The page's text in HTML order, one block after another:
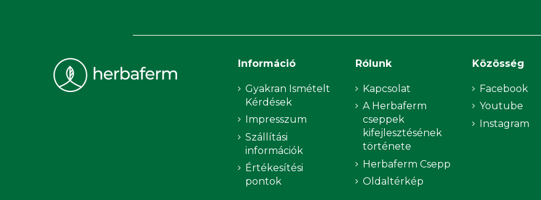
Információ
Gyakran Ismételt
Kérdések
Impresszum
Szállítási
információk
Értékesítési
pontok
Rólunk
Kapcsolat
A Herbaferm
cseppek
kifejlesztésének
története
Herbaferm Csepp
Oldaltérkép
Közösség
Facebook
Youtube
Instagram